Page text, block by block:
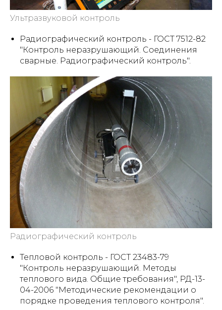
Ультразвуковой контроль
Радиографический контроль - ГОСТ 7512-82
"Контроль неразрушающий. Соединения
сварные. Радиографический контроль".
Радиографический контроль
Тепловой контроль - ГОСТ 23483-79
"Контроль неразрушающий. Методы
теплового вида. Общие требования", РД-13-
04-2006 "Методические рекомендации о
порядке проведения теплового контроля".